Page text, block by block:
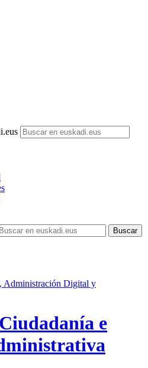
Administración Digital y
e